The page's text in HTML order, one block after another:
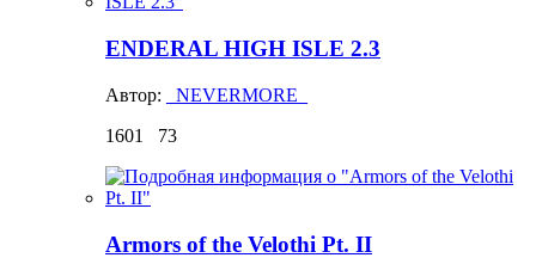
ENDERAL HIGH ISLE 2.3
Автор:
_NEVERMORE_
1601
73
Armors of the Velothi Pt. II